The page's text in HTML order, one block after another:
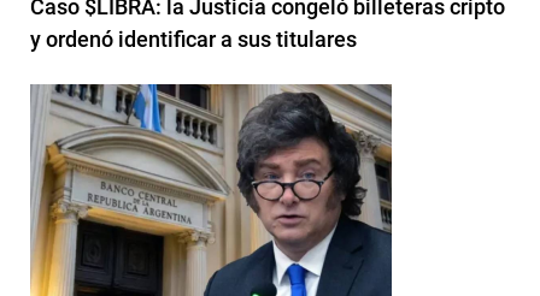
Caso $LIBRA: la Justicia congeló billeteras cripto
y ordenó identificar a sus titulares